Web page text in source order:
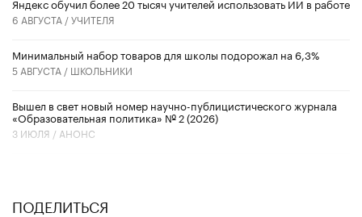
6 АВГУСТА /УЧИТЕЛЯ
Минимальный набор товаров для школы подорожал на 6,3%
5 АВГУСТА / ШКОЛЬНИКИ
Вышел в свет новый номер научно-публицистического журнала
«Образовательная политика» № 2 (2026)
3 ИЮЛЯ / АНОНС
ПОДЕЛИТЬСЯ